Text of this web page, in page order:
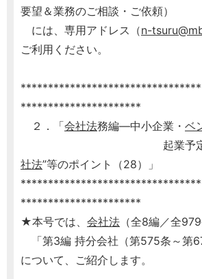
要望＆業務のご相談・ご依頼）
には、専用アドレス（n-
ご利用ください。
**********************
２．「会社法務編―中小企業・ ベ
起業予定者の
社法”等のポイント（28）」
**********************
★本号では、 会社法 （全8編／全
「第3編 持分会社（第575条～第
について、ご紹介します。